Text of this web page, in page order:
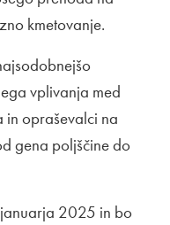
kmetovanje.
vplivanja med
in opraševalci na
gena poljščine do
2025 in bo